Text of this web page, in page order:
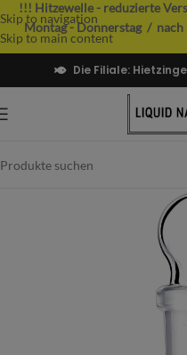
Skip to navigation
Skip to main content
!!! Hitzewelle - reduzierte
Montag - Donnerstag /
Die Filiale: